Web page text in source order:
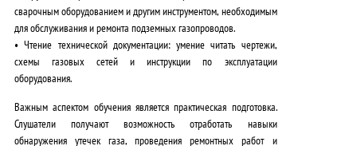
сварочным оборудованием и другим инструментом, необходимым
для обслуживания и ремонта подземных газопроводов.
•Чтение технической документации: умение читать чертежи,
схемы газовых сетей и инструкции по эксплуатации
оборудования.
Важным аспектом обучения являетсяпрактическая подготовка.
Слушатели получают возможность отработать навыки
обнаружения утечек газа, проведения ремонтных работ и